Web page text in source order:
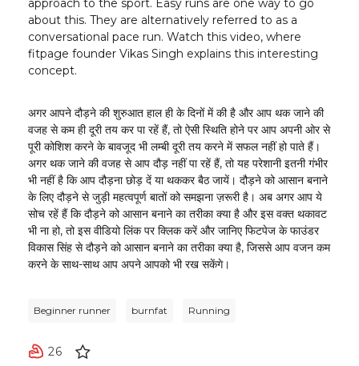
approach to the sport. Easy runs are one way to go
about this. They are alternatively referred to as a
conversational pace run. Watch this video, where
fitpage founder Vikas Singh explains this interesting
concept.
अगर आपने दौड़ने की शुरुआत हाल ही के दिनों में की है और आप थक जाने की
वजह से कम ही दूरी तय कर पा रहें हैं, तो ऐसी स्थिति होने पर आप अपनी ओर से
पूरी कोशिश करने के बावजूद भी लम्बी दूरी तय करने में सफल नहीं हो पाते हैं।
अगर थक जाने की वजह से आप दौड़ नहीं पा रहें हैं, तो यह परेशानी इतनी गंभीर
भी नहीं है कि आप दौड़ना छोड़ दें या थककर बैठ जायें। दौड़ने को आसान बनाने
के लिए दौड़ने से जुड़ी महत्वपूर्ण बातों को समझना ज़रूरी है। अब अगर आप ये
सोच रहें हैं कि दौड़ने को आसान बनाने का तरीका क्या है और इस वक्त थकावट
भी ना हो, तो इस वीडियो लिंक पर क्लिक करें और जानिए फिटपेज के फाउंडर
विकास सिंह से दौड़ने को आसान बनाने का तरीका क्या है, जिससे आप वजन कम
करने के साथ-साथ आप अपने आपको भी रख सकेंगे।
Beginner runner burnfat Running
26